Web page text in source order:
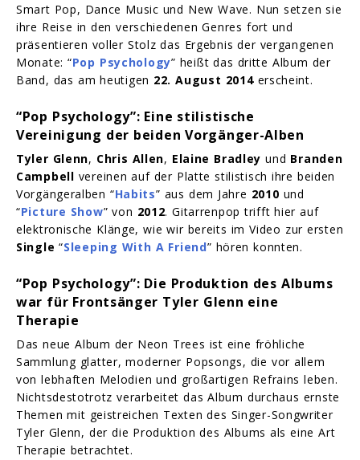
Smart Pop, Dance Music und New Wave. Nun setzen sie
ihre Reise in den verschiedenen Genres fort und
präsentieren voller Stolz das Ergebnis der vergangenen
Monate: “Pop Psychology” heißt das dritte Album der
Band, das am heutigen 22. August 2014erscheint.
“Pop Psychology”: Eine stilistische
Vereinigung der beiden Vorgänger-Alben
Tyler Glenn, Chris Allen, Elaine Bradley und Branden
Campbell vereinen auf der Platte stilistisch ihre beiden
Vorgängeralben “Habits” aus dem Jahre 2010 und
“Picture Show” von 2012. Gitarrenpop trifft hier auf
elektronische Klänge, wie wir bereits im Video zur ersten
Single “Sleeping With A Friend” hören konnten.
“Pop Psychology”: Die Produktion des Albums
war für Frontsänger Tyler Glenn eine
Therapie
Das neue Album der Neon Trees ist eine fröhliche
Sammlung glatter, moderner Popsongs, die vor allem
von lebhaften Melodien und großartigen Refrains leben.
Nichtsdestotrotz verarbeitet das Album durchaus ernste
Themen mit geistreichen Texten des Singer-Songwriter
Tyler Glenn, der die Produktion des Albums als eine Art
Therapie betrachtet.